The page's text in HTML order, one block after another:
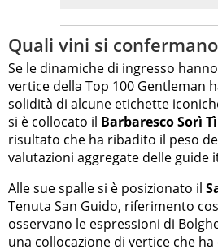
Quali vini si
Se le dinamiche di ingresso
vertice della Top 100 Gentleman
solidità di alcune etichette
si è collocato il Barbaresco Sorì
risultato che ha ribadito il peso
valutazioni aggregate delle guide
Alle sue spalle si è posizionato il
Tenuta San Guido, riferimento
osservano le espressioni di
una collocazione di vertice che